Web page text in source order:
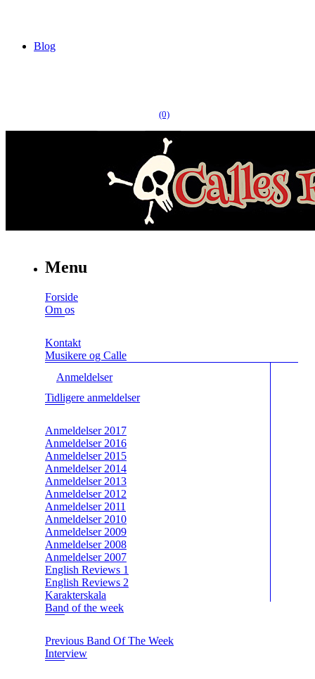
Blog
(0)
Menu
Forside
Om os
Kontakt
Musikere og Calle
Anmeldelser
Tidligere anmeldelser
Anmeldelser 2017
Anmeldelser 2016
Anmeldelser 2015
Anmeldelser 2014
Anmeldelser 2013
Anmeldelser 2012
Anmeldelser 2011
Anmeldelser 2010
Anmeldelser 2009
Anmeldelser 2008
Anmeldelser 2007
English Reviews 1
English Reviews 2
Karakterskala
Band of the week
Previous Band Of The Week
Interview